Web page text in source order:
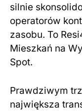
silnie
operatorów
zasobu. To
Mieszkań na
Spot.
Prawdziwym
największa